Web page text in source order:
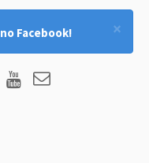
×
no Facebook!